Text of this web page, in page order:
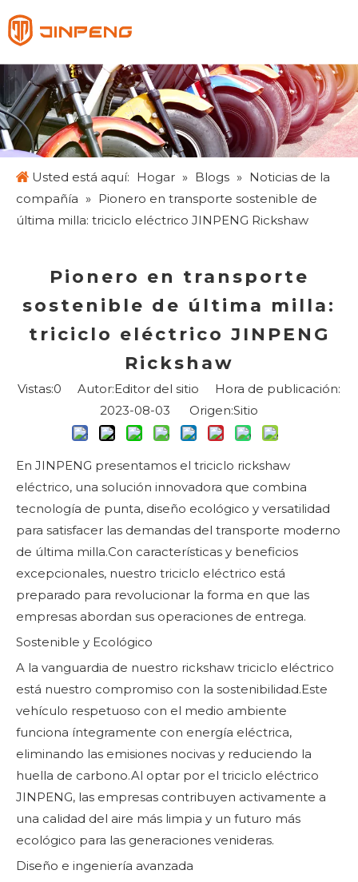
Français
Pусский
Usted está aquí: Hogar » Blogs » Noticias de la
compañía » Pionero en transporte sostenible de
última milla: triciclo eléctrico JINPENG Rickshaw
Pionero en transporte
sostenible de última milla:
triciclo eléctrico JINPENG
Rickshaw
Vistas:0 Autor:Editor del sitio Hora de publicación:
2023-08-03 Origen:Sitio
En JINPENG presentamos el triciclo rickshaw
eléctrico, una solución innovadora que combina
tecnología de punta, diseño ecológico y versatilidad
para satisfacer las demandas del transporte moderno
de última milla.Con características y beneficios
excepcionales, nuestro triciclo eléctrico está
preparado para revolucionar la forma en que las
empresas abordan sus operaciones de entrega.
Sostenible y Ecológico
A la vanguardia de nuestro rickshaw triciclo eléctrico
está nuestro compromiso con la sostenibilidad.Este
vehículo respetuoso con el medio ambiente
funciona íntegramente con energía eléctrica,
eliminando las emisiones nocivas y reduciendo la
huella de carbono.Al optar por el triciclo eléctrico
JINPENG, las empresas contribuyen activamente a
una calidad del aire más limpia y un futuro más
ecológico para las generaciones venideras.
Diseño e ingeniería avanzada